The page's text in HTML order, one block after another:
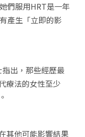
們服用HRT是一年
產生「立即的影
出，那些經歷最
療法的女性至少
其他可能影響結果